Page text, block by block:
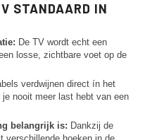
STANDAARD IN
De TV wordt echt een
losse, zichtbare voet op de
verdwijnen direct ín het
nooit meer last hebt van een
belangrijk is: Dankzij de